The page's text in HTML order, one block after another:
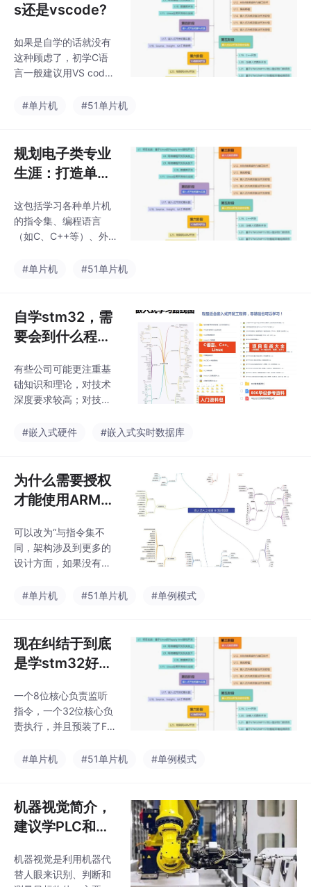
控制等，对高性能和低
智能和机器学习：大数
据是训练和优化人工智
能和机器学习模型的基
据，可以实现预测、推
网和物联网的快速发
展，大量数据被生成和
s还是vscode?
如果是自学的话就没有
这种顾虑了，初学C语
言一般建议用VS cod
还是有一些限制，比如
ode需要自己配置MinG
W，才可以编译C语
言。最近很多小伙伴找
的资料，然后我根据自
己从业十年经验，熬夜
搞了几个通宵，精心整
入门到高级教程+工具
科班还是自学，一般学
校
#单片机 #51单片机
规划电子类专业
生涯：打造单片
家之路
这包括学习各种单片机
的指令集、编程语言
（如C、C++等）、外
UART、SPI、I2C
可能会参加电子竞赛、
参与学校的项目或者自
己进行一些小型的嵌入
的技能和扩展我的经
验。这可以让我更好地
发挥自己的才能，实现
社会提供有价值的解决
迅速，我将保持学习的
状态，关注新的技术
#单片机 #51单片机
自学stm32，需
要会到什么程度
作？
有些公司可能更注重基
础知识和理论，对技术
深度要求较高；对技术
不断追求和探索，这样
的工作机会。熟悉STM
32的常用外设和接口，
如GPIO、I2C、SPI、U
ADC等，了解它们的基
本原理、使用方法和特
点。具备基本的问题解
够独立查找资料、解决
程调试和开发任务。
#嵌入式硬件 #嵌入式实时数据库
为什么需要授权
才能使用ARM架
可以改为“与指令集不
同，架构涉及到更多的
设计方面，如果没有相
强行使用。在第三句话
一个文档就能说明白，
通常不是什么机密信息”
可以改为“指令集是一种
学习，通常不属于机密
信息。”可以改为“否
则，您需要向ARM购买
核设计。在第一句话
嵌入式设备时，有些人
会想要强
#单片机 #51单片机 #单例模式
现在纠结于到底
是学stm32好还
一个8位核心负责监听
指令，一个32位核心负
责执行，并且预装了Fre
个核心同时工作，真正
现阻塞。因此，它才能
在短短几年里建立出庞
大的生态，与全球最新
逼的技术保持同步。能
用相同的代码，驱动不
#单片机 #51单片机 #单例模式
机器视觉简介，
建议学PLC和上
完
机器视觉是利用机器代
替人眼来识别、判断和